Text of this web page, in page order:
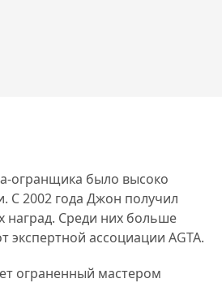
огранщика было высоко
С 2002 года Джон получил
наград. Среди них больше
экспертной ассоциации AGTA.
ограненный мастером